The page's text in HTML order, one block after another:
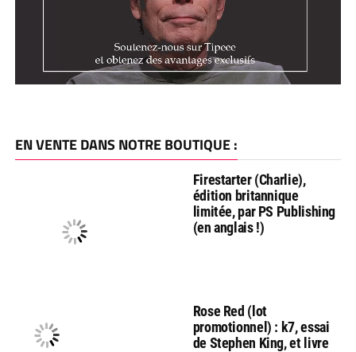
EN VENTE DANS NOTRE BOUTIQUE :
Firestarter (Charlie),
édition britannique
limitée, par PS Publishing
(en anglais !)
Rose Red (lot
promotionnel) : k7, essai
de Stephen King, et livre